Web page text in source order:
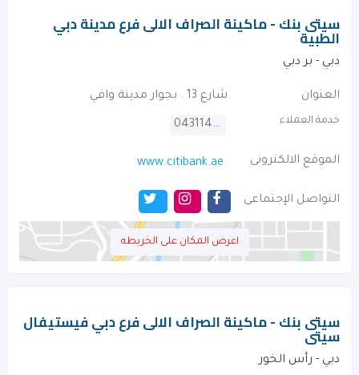
سيتى بنك - ماكينة الصراف الالى فرع مدينة دبي
الطبية
دبي - بر دبي
العنوان شارع 13 . بجوار مدينة وافي
خدمة العملاء 043114000
الموقع الالكترونى www.citibank.ae
التواصل الإجتماعى
اعرض المكان على الخريطه
سيتى بنك - ماكينة الصراف الالى فرع دبي فيستيفال
سيتى
دبي - رأس الخور